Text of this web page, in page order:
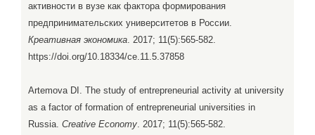
активности в вузе как фактора формирования
предпринимательских университетов в России.
Креативная экономика. 2017; 11(5):565-582.
https://doi.org/10.18334/ce.11.5.37858
Artemova DI. The study of entrepreneurial activity at university
as a factor of formation of entrepreneurial universities in
Russia. Creative Economy. 2017; 11(5):565-582.